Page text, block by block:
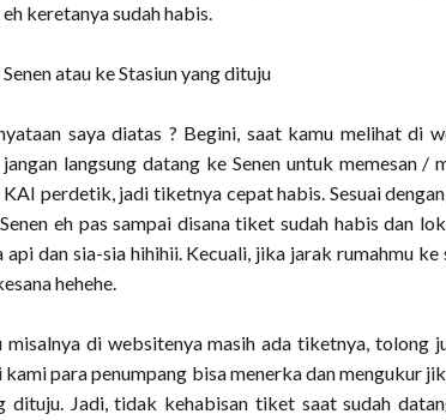
keretanya sudah habis.
atau ke Stasiun yang dituju
saya diatas ? Begini, saat kamu melihat di
langsung datang ke Senen untuk memesan /
perdetik, jadi tiketnya cepat habis. Sesuai
eh pas sampai disana tiket sudah habis dan
dan sia-sia hihihii. Kecuali, jika jarak rumahmu
hehehe.
misalnya di websitenya masih ada tiketnya, tolong
para penumpang bisa menerka dan mengukur
dituju. Jadi, tidak kehabisan tiket saat sudah